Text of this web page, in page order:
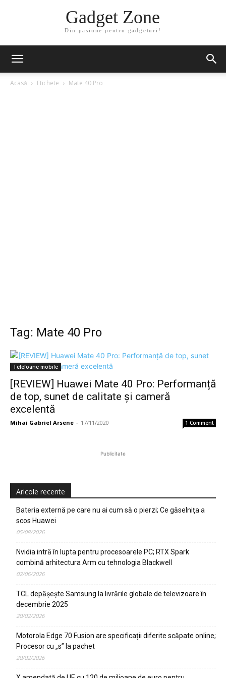
Gadget Zone
Din pasiune pentru gadgeturi!
Acasă Etichete Mate 40 Pro
Tag: Mate 40 Pro
Telefoane mobile
[REVIEW] Huawei Mate 40 Pro: Performanță
de top, sunet de calitate și cameră
excelentă
Mihai Gabriel Arsene - 17/11/2020 1 Comment
Publicitate
Aricole recente
Bateria externă pe care nu ai cum să o pierzi; Ce găselniţa a
scos Huawei
05/08/2026
Nvidia intră în lupta pentru procesoarele PC; RTX Spark
combină arhitectura Arm cu tehnologia Blackwell
02/06/2026
TCL depășește Samsung la livrările globale de televizoare în
decembrie 2025
20/02/2026
Motorola Edge 70 Fusion are specificații diferite scăpate online;
Procesor cu „s” la pachet
20/02/2026